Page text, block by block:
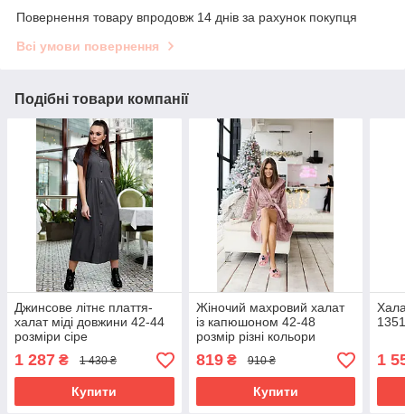
Повернення товару впродовж 14 днів за рахунок покупця
Всі умови повернення
Подібні товари компанії
Джинсове літнє плаття-
халат міді довжини 42-44
розміри сіре
1 287 ₴ 1 430 ₴
Купити
Жіночий махровий халат
із капюшоном 42-48
розмір різні кольори
819₴ 910 ₴
Купити
1